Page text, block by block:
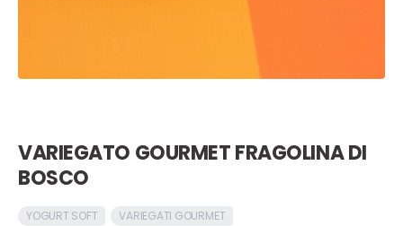
VARIEGATO GOURMET FRAGOLINA DI
BOSCO
YOGURT SOFT
VARIEGATI GOURMET